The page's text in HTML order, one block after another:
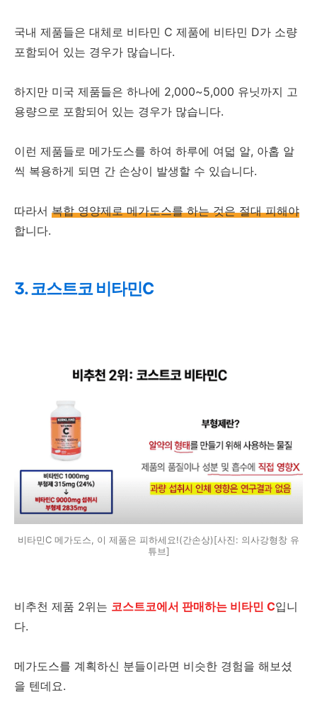
국내 제품들은 대체로 비타민 C 제품에 비타민 D가 소량
포함되어 있는 경우가 많습니다.
하지만 미국 제품들은 하나에 2,000~5,000 유닛까지 고
용량으로 포함되어 있는 경우가 많습니다.
이런 제품들로 메가도스를 하여 하루에 여덟 알, 아홉 알
씩 복용하게 되면 간 손상이 발생할 수 있습니다.
따라서 복합 영양제로 메가도스를 하는 것은 절대 피해야
합니다.
3. 코스트코 비타민C
비타민C 메가도스, 이 제품은 피하세요!(간손상)[사진: 의사강형창 유
튜브]
비추천 제품 2위는 코스트코에서 판매하는 비타민 C입니
다.
메가도스를 계획하신 분들이라면 비슷한 경험을 해보셨
을 텐데요.